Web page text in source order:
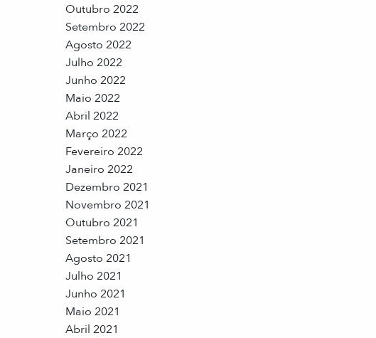
Outubro 2022
Setembro 2022
Agosto 2022
Julho 2022
Junho 2022
Maio 2022
Abril 2022
Março 2022
Fevereiro 2022
Janeiro 2022
Dezembro 2021
Novembro 2021
Outubro 2021
Setembro 2021
Agosto 2021
Julho 2021
Junho 2021
Maio 2021
Abril 2021